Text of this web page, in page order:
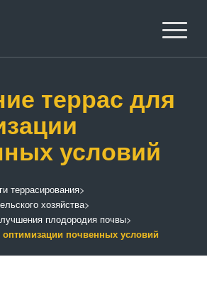
террас для
условий
террасирования>
хозяйства>
плодородия почвы>
оптимизации почвенных условий